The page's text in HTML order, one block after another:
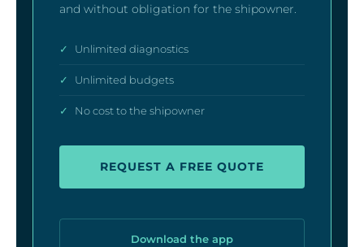
and without obligation for the shipowner.
✓ Unlimited diagnostics
✓ Unlimited budgets
✓ No cost to the shipowner
REQUEST A FREE QUOTE
Download the app